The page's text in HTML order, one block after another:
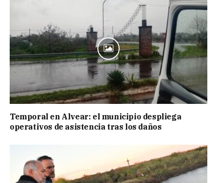
Temporal en Alvear: el municipio despliega
operativos de asistencia tras los daños